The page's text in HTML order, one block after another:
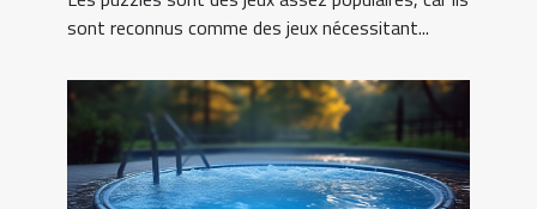
sont reconnus comme des jeux nécessitant...